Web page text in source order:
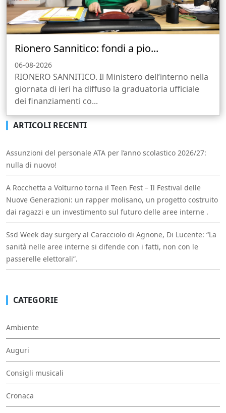
Rionero Sannitico: fondi a pio...
06-08-2026
RIONERO SANNITICO. Il Ministero dell’interno nella
giornata di ieri ha diffuso la graduatoria ufficiale
dei finanziamenti co...
ARTICOLI RECENTI
Assunzioni del personale ATA per l’anno scolastico 2026/27:
nulla di nuovo!
A Rocchetta a Volturno torna il Teen Fest – Il Festival delle
Nuove Generazioni: un rapper molisano, un progetto costruito
dai ragazzi e un investimento sul futuro delle aree interne .
Ssd Week day surgery al Caracciolo di Agnone, Di Lucente: “La
sanità nelle aree interne si difende con i fatti, non con le
passerelle elettorali”.
CATEGORIE
Ambiente
Auguri
Consigli musicali
Cronaca